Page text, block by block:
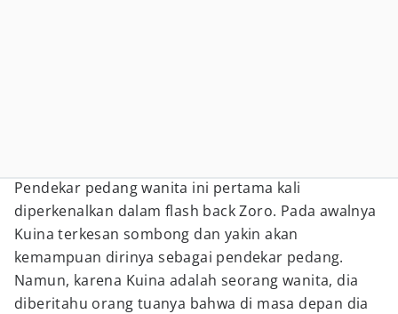
Pendekar pedang wanita ini pertama kali
diperkenalkan dalam flash back Zoro. Pada awalnya
Kuina terkesan sombong dan yakin akan
kemampuan dirinya sebagai pendekar pedang.
Namun, karena Kuina adalah seorang wanita, dia
diberitahu orang tuanya bahwa di masa depan dia